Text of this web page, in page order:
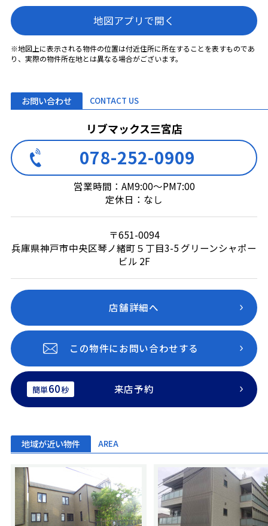
地図アプリで開く
※地図上に表示される物件の位置は付近住所に所在することを表すものであ
り、実際の物件所在地とは異なる場合がございます。
お問い合わせ CONTACT US
リブマックス三宮店
078-252-0909
営業時間：AM9:00～PM7:00
定休日：なし
〒651-0094
兵庫県神戸市中央区琴ノ緒町５丁目3-5 グリーンシャポー
ビル 2F
店舗詳細へ
この物件にお問い合わせする
簡単60秒 来店予約
地域が近い物件 AREA